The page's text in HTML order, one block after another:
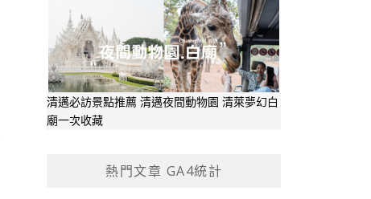
清邁必訪景點推薦 清邁夜間動物園 清萊夢幻白
廟一次收藏
熱門文章 GA4統計